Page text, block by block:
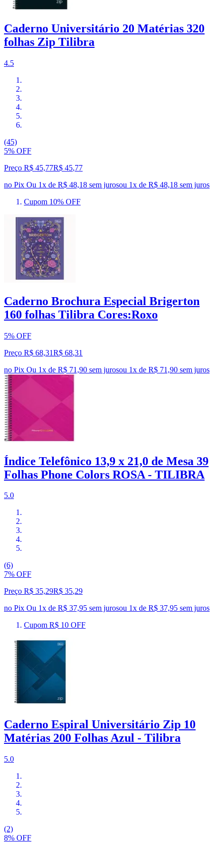
Caderno Universitário 20 Matérias 320
folhas Zip Tilibra
4.5
(45)
5% OFF
Preço R$ 45,77R$ 45,77
no Pix Ou 1x de R$ 48,18 sem jurosou 1x de R$ 48,18 sem juros
Cupom 10% OFF
Caderno Brochura Especial Brigerton
160 folhas Tilibra Cores:Roxo
5% OFF
Preço R$ 68,31R$ 68,31
no Pix Ou 1x de R$ 71,90 sem jurosou 1x de R$ 71,90 sem juros
Índice Telefônico 13,9 x 21,0 de Mesa 39
Folhas Phone Colors ROSA - TILIBRA
5.0
(6)
7% OFF
Preço R$ 35,29R$ 35,29
no Pix Ou 1x de R$ 37,95 sem jurosou 1x de R$ 37,95 sem juros
Cupom R$ 10 OFF
Caderno Espiral Universitário Zip 10
Matérias 200 Folhas Azul - Tilibra
5.0
(2)
8% OFF